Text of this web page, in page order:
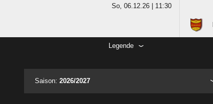
So, 06.12.26 | 11:30
Legende
Saison: 2026/2027